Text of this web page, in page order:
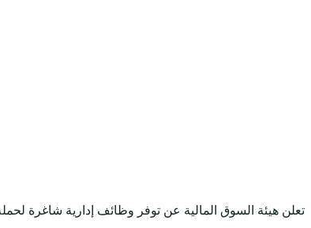
تعلن‌‏ هيئة السوق المالية عن توفر وظائف إدارية شاغرة